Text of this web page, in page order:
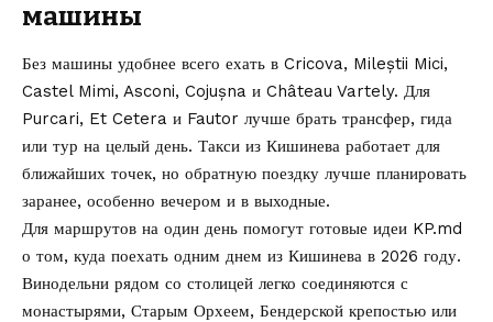
машины
Без машины удобнее всего ехать в Cricova, Mileștii Mici,
Castel Mimi, Asconi, Cojușna и Château Vartely. Для
Purcari, Et Cetera и Fautor лучше брать трансфер, гида
или тур на целый день. Такси из Кишинева работает для
ближайших точек, но обратную поездку лучше планировать
заранее, особенно вечером и в выходные.
Для маршрутов на один день помогут готовые идеи KP.md
о том, куда поехать одним днем из Кишинева в 2026 году.
Винодельни рядом со столицей легко соединяются с
монастырями, Старым Орхеем, Бендерской крепостью или